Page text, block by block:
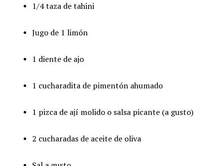
1/4 taza de tahini
Jugo de 1 limón
1 diente de ajo
1 cucharadita de pimentón ahumado
1 pizca de ají molido o salsa picante (a gusto)
2 cucharadas de aceite de oliva